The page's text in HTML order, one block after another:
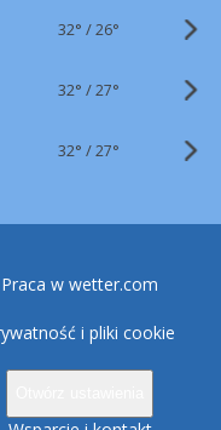
32° /26°
32° /27°
32° /27°
Praca w wetter.com
i pliki cookie